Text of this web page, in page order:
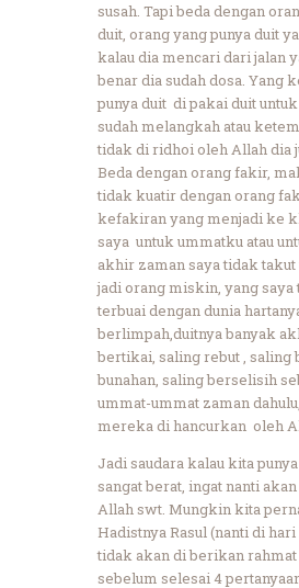
susah. Tapi beda dengan
duit, orang yang punya duit
kalau dia mencari dari jalan
benar dia sudah dosa. Yang
punya duit di pakai duit
sudah melangkah atau
tidak di ridhoi oleh Allah dia
Beda dengan orang fakir,
tidak kuatir dengan orang
kefakiran yang menjadi ke
saya untuk ummatku atau
akhir zaman saya tidak
jadi orang miskin, yang
terbuai dengan dunia
berlimpah,duitnya banyak
bertikai, saling rebut , saling
bunahan, saling berselisih
ummat-ummat zaman
mereka di hancurkan oleh
Jadi saudara kalau kita
sangat berat, ingat nanti
Allah swt. Mungkin kita
Hadistnya Rasul (nanti di
tidak akan di berikan
sebelum selesai 4